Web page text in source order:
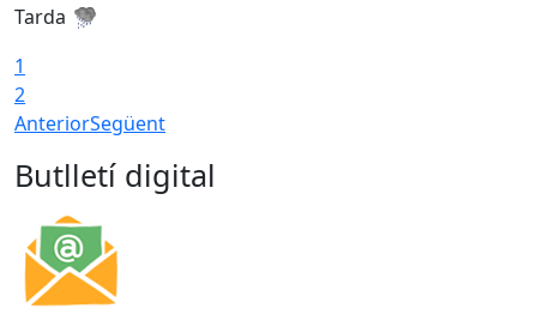
Tarda
1
2
AnteriorSegüent
Butlletí digital